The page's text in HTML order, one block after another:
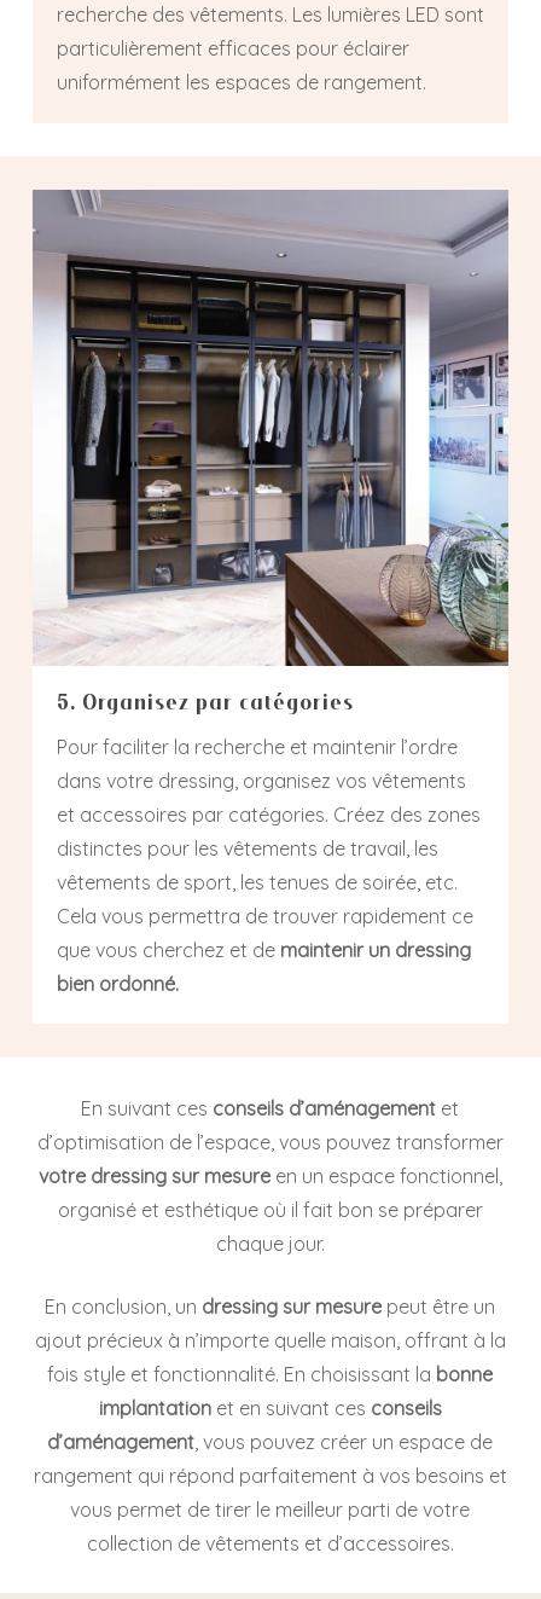
recherche des vêtements. Les lumières LED sont
particulièrement efficaces pour éclairer
uniformément les espaces de rangement.
5. Organisez par catégories
Pour faciliter la recherche et maintenir l’ordre
dans votre dressing, organisez vos vêtements
et accessoires par catégories. Créez des zones
distinctes pour les vêtements de travail, les
vêtements de sport, les tenues de soirée, etc.
Cela vous permettra de trouver rapidement ce
que vous cherchez et de maintenir un dressing
bien ordonné.
En suivant ces conseils d’aménagement et
d’optimisation de l’espace, vous pouvez transformer
votre dressing sur mesureen un espace fonctionnel,
organisé et esthétique où il fait bon se préparer
chaque jour.
En conclusion, un dressing sur mesure peut être un
ajout précieux à n’importe quelle maison, offrant à la
fois style et fonctionnalité. En choisissant la bonne
implantationet en suivant ces conseils
d’aménagement , vous pouvez créer un espace de
rangement qui répond parfaitement à vos besoins et
vous permet de tirer le meilleur parti de votre
collection de vêtements et d’accessoires.